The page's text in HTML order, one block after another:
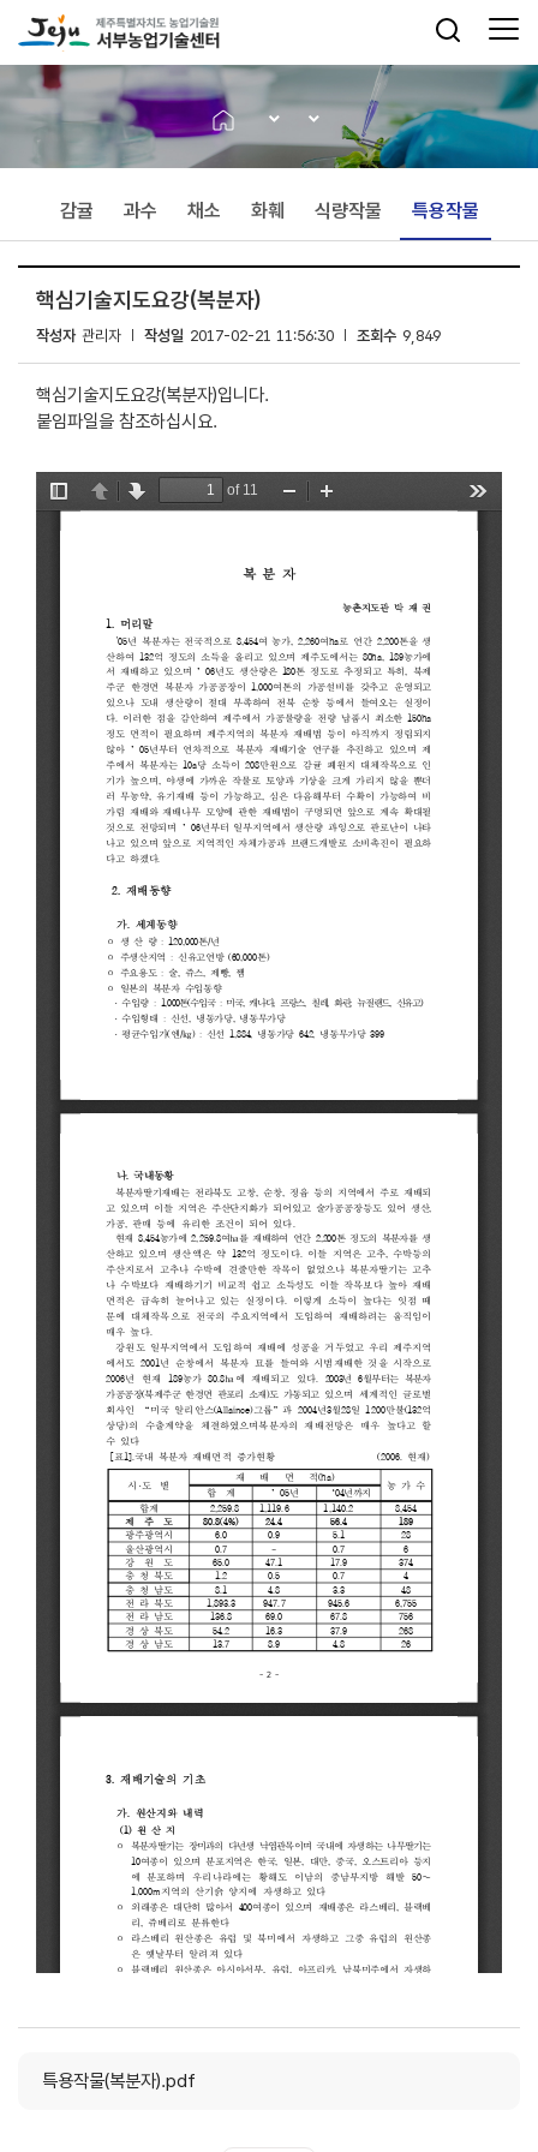
감귤 과수 채소 화훼 식량작물 특용작물
핵심기술지도요강(복분자)
작성자 관리자 작성일 2017-02-21 11:56:30 조회수 9,849
핵심기술지도요강(복분자)입니다.
붙임파일을 참조하십시요.
특용작물(복분자).pdf